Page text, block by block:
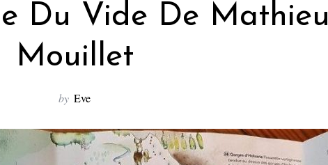
Du Vide De Mathieu
Mouillet
by Eve